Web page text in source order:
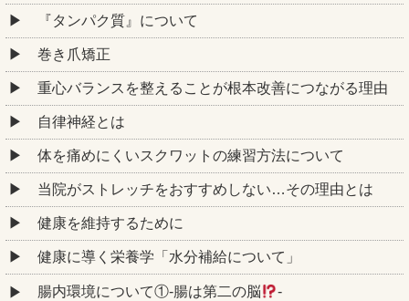
『タンパク質』について
巻き爪矯正
重心バランスを整えることが根本改善につながる理由
自律神経とは
体を痛めにくいスクワットの練習方法について
当院がストレッチをおすすめしない…その理由とは
健康を維持するために
健康に導く栄養学「水分補給について」
腸内環境について①‐腸は第二の脳 ‐